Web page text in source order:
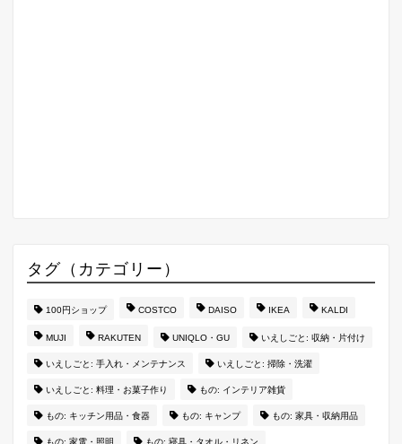
タグ（カテゴリー）
100円ショップ COSTCO DAISO IKEA KALDI
MUJI RAKUTEN UNIQLO・GU いえしごと: 収納・片付け
いえしごと: 手入れ・メンテナンス いえしごと: 掃除・洗濯
いえしごと: 料理・お菓子作り もの: インテリア雑貨
もの: キッチン用品・食器 もの: キャンプ もの: 家具・収納用品
もの: 家電・照明 もの: 寝具・タオル・リネン